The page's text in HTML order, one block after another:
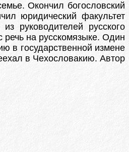
Окончил богословский
юридический факультет
руководителей русского
речь на русскомязыке. Один
в государственной измене
в Чехословакию. Автор